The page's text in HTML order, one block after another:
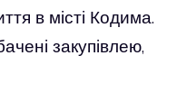
в місті Кодима.
закупівлею,